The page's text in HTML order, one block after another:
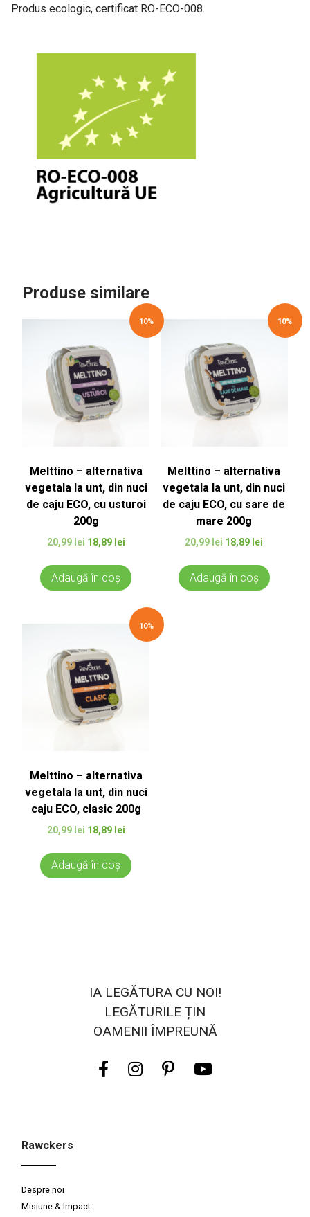
Produs ecologic, certificat RO-ECO-008.
Produse similare
10%
Melttino – alternativa
vegetala la unt, din nuci
de caju ECO, cu usturoi
200g
20,99lei Prețul
fost:
18,89 leiPrețul
este:
18,89 lei.
Adaugă în coș
10%
Melttino – alternativa
vegetala la unt, din nuci
de caju ECO, cu sare de
mare 200g
20,99lei Prețul
fost:
18,89 lei
este:
18,89 lei.
Adaugă în coș
10%
Melttino – alternativa
vegetala la unt, din nuci
caju ECO, clasic 200g
20,99lei Prețul
fost:
18,89 leiPrețul
este:
18,89 lei.
Adaugă în coș
IA LEGĂTURA CU NOI!
LEGĂTURILE ȚIN
OAMENII ÎMPREUNĂ
Rawckers
Despre noi
Misiune & Impact